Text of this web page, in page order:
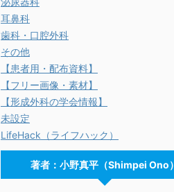
耳鼻科
歯科・口腔外科
その他
【患者用・配布資料】
【フリー画像・素材】
【形成外科の学会情報】
未設定
LifeHack（ライフハック）
著者：小野真平（Shimpei Ono）